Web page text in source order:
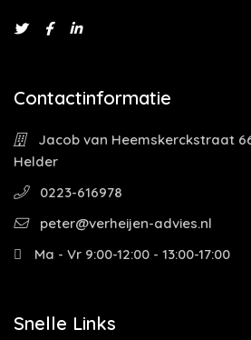
Contactinformatie
Jacob van Heemskerckstraat
Helder
0223-616978
peter@verheijen-advies.nl
Ma - Vr 9:00-12:00 - 13:00-17:00
Snelle Links